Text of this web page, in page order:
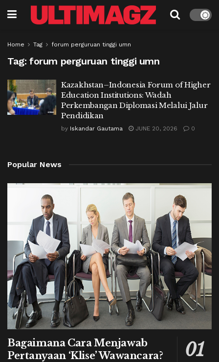
Home Tag forum perguruan tinggi umn
Tag: forum perguruan tinggi umn
Kazakhstan–Indonesia Forum of Higher
Education Institutions: Wadah
Perkembangan Diplomasi Melalui Jalur
Pendidikan
by Iskandar Gautama JUNE 20, 2026 0
Popular News
Bagaimana Cara Menjawab
Pertanyaan ‘Klise’ Wawancara?